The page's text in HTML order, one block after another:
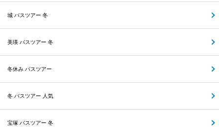
城 バスツアー 冬
美瑛 バスツアー 冬
冬休み バスツアー
冬 バスツアー 人気
宝塚 バスツアー 冬